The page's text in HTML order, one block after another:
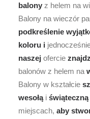
balony z helem na
Balony na wieczór
podkreślenie
koloru i
naszej ofercie
balonów z helem na
Balony w kształcie
wesołąi świąteczną
miejscach, aby